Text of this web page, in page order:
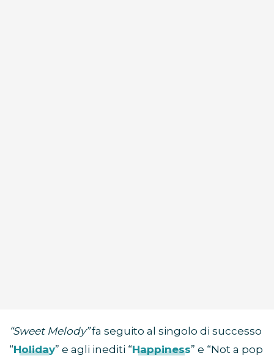
“Sweet Melody”fa seguito al singolo di successo
“Holiday” e agli inediti “Happiness” e “Not a pop